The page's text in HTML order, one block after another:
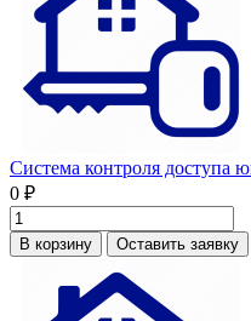
Система контроля доступа
0 ₽
В корзину Оставить заявку